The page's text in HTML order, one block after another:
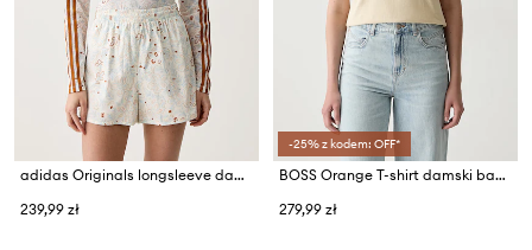
adidas Originals longsleeve damski
239,99 zł
-25% z kodem: OFF*
BOSS Orange T-shirt damski bawełniany C_Ezoe
279,99 zł